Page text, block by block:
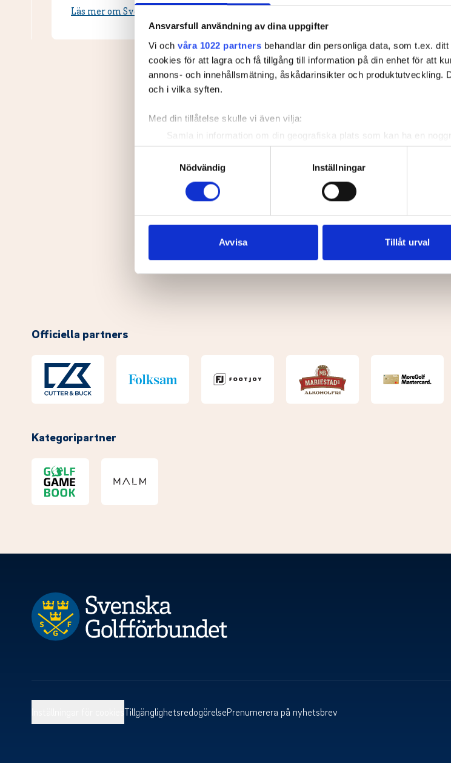
Ansvarsfull användning av dina uppgifter
Vi och våra 1022 partners behandlar din personliga data, som t.ex.
cookies för att lagra och få tillgång till information på din enhet för att
annons- och innehållsmätning, åskådarinsikter och produktutveckling.
och i vilka syften.
Med din tillåtelse skulle vi även vilja:
Samla in information om din geografiska plats som kan ha en
Identifiera din enhet genom att aktivt skanna den för specifika
Ta reda på mer om hur dina personliga uppgifter behandlas och ställ in
eller dra tillbaka ditt samtycke när som helst från cookie-förklaringen.
sociala medier och analysera vår trafik. Vi vidarebefordrar även
till de sociala medier och annons- och analysföretag som vi
Nödvändig
Inställningar
Avvisa Tillåt urval
Läs mer om Svenska Juniortouren och dess divisioner.
Officiella partners
Kategoripartner
TillgänglighetsredogörelsePrenumerera på nyhetsbrev